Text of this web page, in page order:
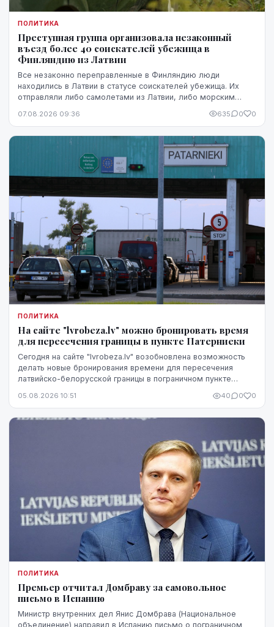
ПОЛИТИКА
Преступная группа организовала незаконный
въезд более 40 соискателей убежища в
Финляндию из Латвии
Все незаконно переправленные в Финляндию люди
находились в Латвии в статусе соискателей убежища. Их
отправляли либо самолетами из Латвии, либо морским
07.08.2026 09:36 635 0 0
ПОЛИТИКА
На сайте "lvrobeza.lv" можно бронировать время
для пересечения границы в пункте Патерниеки
Сегодня на сайте "lvrobeza.lv" возобновлена возможность
делать новые бронирования времени для пересечения
латвийско-белорусской границы в пограничном пункте
05.08.2026 10:51 40 0 0
ПОЛИТИКА
Премьер отчитал Домбраву за самовольное
письмо в Испанию
Министр внутренних дел Янис Домбрава (Национальное
объединение) направил в Испанию письмо о пограничном